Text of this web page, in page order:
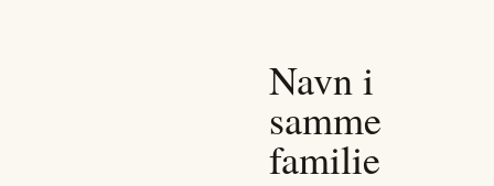
Navn i
samme
familie